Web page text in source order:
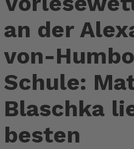
an der
von-
Schule:
Blaschka
besten